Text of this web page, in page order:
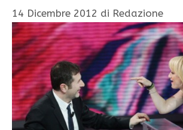
14 Dicembre 2012 di Redazione